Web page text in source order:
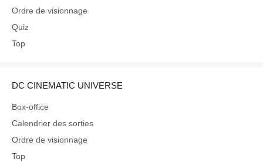
Ordre de visionnage
Quiz
Top
DC CINEMATIC UNIVERSE
Box-office
Calendrier des sorties
Ordre de visionnage
Top